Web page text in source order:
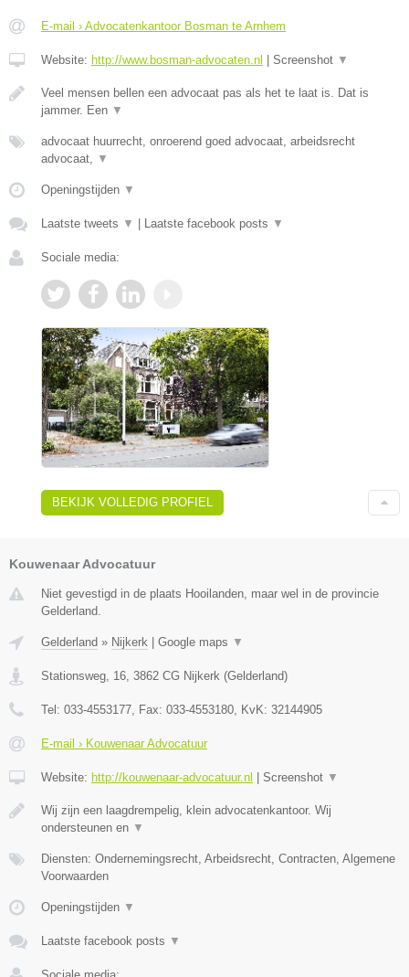
E-mail › Advocatenkantoor Bosman te Arnhem
Website: http://www.bosman-advocaten.nl | Screenshot ▼
Veel mensen bellen een advocaat pas als het te laat is. Dat is
jammer. Een ▼
advocaat huurrecht, onroerend goed advocaat, arbeidsrecht
advocaat,
▼
Openingstijden ▼
Laatste tweets ▼ | Laatste facebook posts ▼
Sociale media:
BEKIJK VOLLEDIG PROFIEL
Kouwenaar Advocatuur
Niet gevestigd in de plaats Hooilanden, maar wel in de provincie
Gelderland.
Gelderland » Nijkerk Google maps ▼
Stationsweg, 16, 3862 CG Nijkerk (Gelderland)
Tel: 033-4553177, Fax: 033-4553180, KvK: 32144905
E-mail › Kouwenaar Advocatuur
Website: http://kouwenaar-advocatuur.nl Screenshot ▼
Wij zijn een laagdrempelig, klein advocatenkantoor. Wij
ondersteunen en ▼
Diensten: Ondernemingsrecht, Arbeidsrecht, Contracten, Algemene
Voorwaarden
Openingstijden ▼
Laatste facebook posts ▼